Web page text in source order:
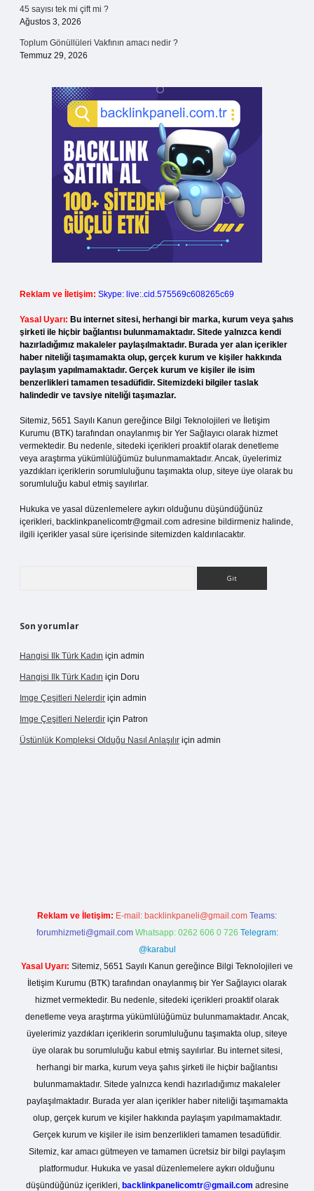
45 sayısı tek mi çift mi ?
Ağustos 3, 2026
Toplum Gönüllüleri Vakfının amacı nedir ?
Temmuz 29, 2026
Reklam ve İletişim: Skype: live:.cid.575569c608265c69
Yasal Uyarı: Bu internet sitesi, herhangi bir marka, kurum veya şahıs
şirketi ile hiçbir bağlantısı bulunmamaktadır. Sitede yalnızca kendi
hazırladığımız makaleler paylaşılmaktadır. Burada yer alan içerikler
haber niteliği taşımamakta olup, gerçek kurum ve kişiler hakkında
paylaşım yapılmamaktadır. Gerçek kurum ve kişiler ile isim
benzerlikleri tamamen tesadüfidir. Sitemizdeki bilgiler taslak
halindedir ve tavsiye niteliği taşımazlar.
Sitemiz, 5651 Sayılı Kanun gereğince Bilgi Teknolojileri ve İletişim
Kurumu (BTK) tarafından onaylanmış bir Yer Sağlayıcı olarak hizmet
vermektedir. Bu nedenle, sitedeki içerikleri proaktif olarak denetleme
veya araştırma yükümlülüğümüz bulunmamaktadır. Ancak, üyelerimiz
yazdıkları içeriklerin sorumluluğunu taşımakta olup, siteye üye olarak bu
sorumluluğu kabul etmiş sayılırlar.
Hukuka ve yasal düzenlemelere aykırı olduğunu düşündüğünüz
içerikleri, backlinkpanelicomtr@gmail.com adresine bildirmeniz halinde,
ilgili içerikler yasal süre içerisinde sitemizden kaldırılacaktır.
Son yorumlar
Hangisi Ilk Türk Kadın için admin
Hangisi Ilk Türk Kadın için Doru
Imge Çeşitleri Nelerdir için admin
Imge Çeşitleri Nelerdir için Patron
Üstünlük Kompleksi Olduğu Nasıl Anlaşılır için admin
Reklam ve İletişim: E-mail: backlinkpaneli@gmail.com Teams:
forumhizmeti@gmail.com Whatsapp: 0262 606 0 726 Telegram:
@karabul
Yasal Uyarı: Sitemiz, 5651 Sayılı Kanun gereğince Bilgi Teknolojileri ve
İletişim Kurumu (BTK) tarafından onaylanmış bir Yer Sağlayıcı olarak
hizmet vermektedir. Bu nedenle, sitedeki içerikleri proaktif olarak
denetleme veya araştırma yükümlülüğümüz bulunmamaktadır. Ancak,
üyelerimiz yazdıkları içeriklerin sorumluluğunu taşımakta olup, siteye
üye olarak bu sorumluluğu kabul etmiş sayılırlar. Bu internet sitesi,
herhangi bir marka, kurum veya şahıs şirketi ile hiçbir bağlantısı
bulunmamaktadır. Sitede yalnızca kendi hazırladığımız makaleler
paylaşılmaktadır. Burada yer alan içerikler haber niteliği taşımamakta
olup, gerçek kurum ve kişiler hakkında paylaşım yapılmamaktadır.
Gerçek kurum ve kişiler ile isim benzerlikleri tamamen tesadüfidir.
Sitemiz, kar amacı gütmeyen ve tamamen ücretsiz bir bilgi paylaşım
platformudur. Hukuka ve yasal düzenlemelere aykırı olduğunu
düşündüğünüz içerikleri, backlinkpanelicomtr@gmail.com adresine